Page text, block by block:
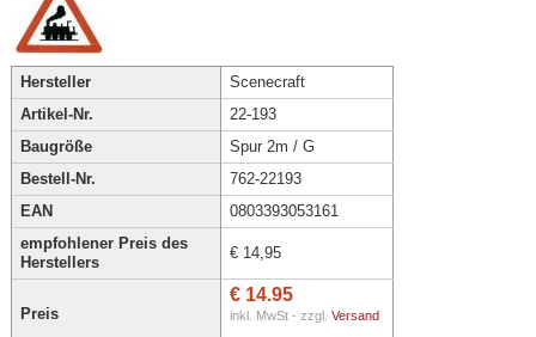
Hersteller
Scenecraft
Artikel-Nr.
22-193
Baugröße
Spur 2m / G
Bestell-Nr.
762-22193
EAN
0803393053161
empfohlener Preis des
Herstellers
€ 14,95
Preis
€ 14.95
inkl. MwSt - zzgl. Versand